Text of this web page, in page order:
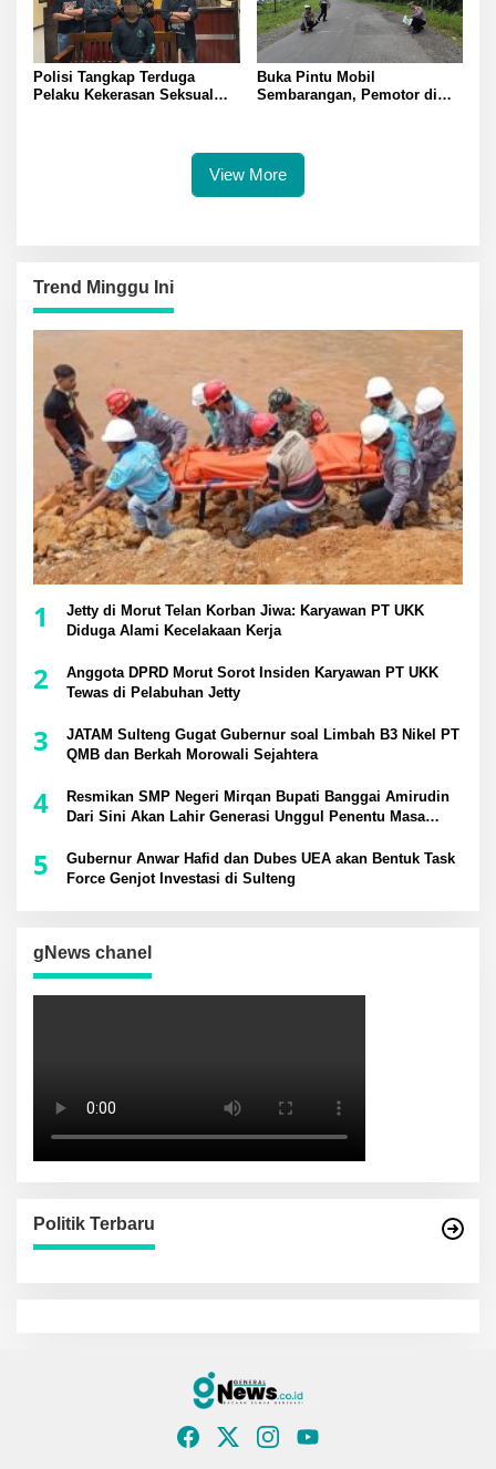
Polisi Tangkap Terduga
Pelaku Kekerasan Seksual
Buka Pintu Mobil
Sembarangan, Pemotor di
View More
Trend Minggu Ini
1
Jetty di Morut Telan Korban Jiwa: Karyawan PT UKK
Diduga Alami Kecelakaan Kerja
2
Anggota DPRD Morut Sorot Insiden Karyawan PT UKK
Tewas di Pelabuhan Jetty
3
JATAM Sulteng Gugat Gubernur soal Limbah B3 Nikel PT
QMB dan Berkah Morowali Sejahtera
4
Resmikan SMP Negeri Mirqan Bupati Banggai Amirudin
Dari Sini Akan Lahir Generasi Unggul Penentu Masa
5
Gubernur Anwar Hafid dan Dubes UEA akan Bentuk Task
Force Genjot Investasi di Sulteng
gNews chanel
Politik Terbaru